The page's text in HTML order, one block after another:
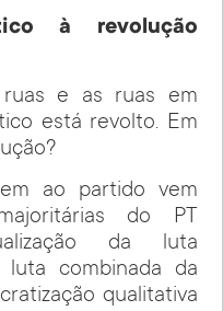
à revolução
e as ruas em
está revolto. Em
ao partido vem
do PT
da luta
luta combinada da
qualitativa